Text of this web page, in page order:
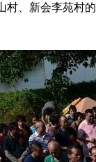
、新会李苑村